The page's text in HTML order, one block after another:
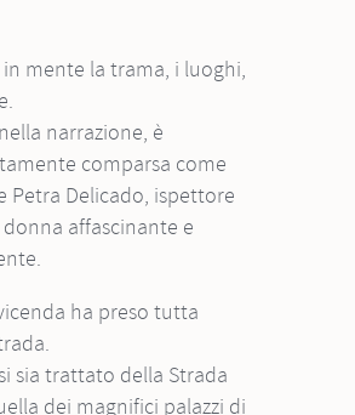
narrazione, è
comparsa come
Petra Delicado, ispettore
affascinante e
sia trattato della Strada
dei magnifici palazzi di